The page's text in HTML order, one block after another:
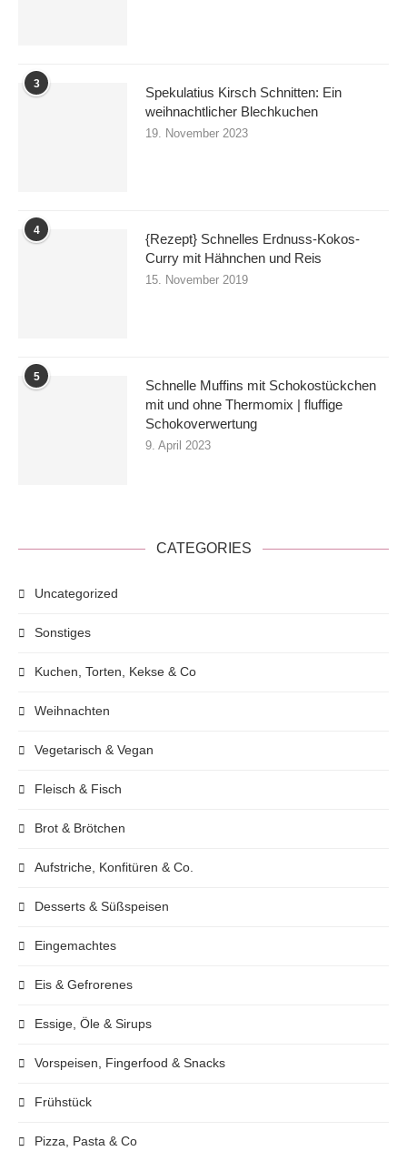
3
Spekulatius Kirsch Schnitten: Ein
weihnachtlicher Blechkuchen
19. November 2023
4
{Rezept} Schnelles Erdnuss-Kokos-
Curry mit Hähnchen und Reis
15. November 2019
5
Schnelle Muffins mit Schokostückchen
mit und ohne Thermomix | fluffige
Schokoverwertung
9. April 2023
CATEGORIES
Uncategorized
Sonstiges
Kuchen, Torten, Kekse & Co
Weihnachten
Vegetarisch & Vegan
Fleisch & Fisch
Brot & Brötchen
Aufstriche, Konfitüren & Co.
Desserts & Süßspeisen
Eingemachtes
Eis & Gefrorenes
Essige, Öle & Sirups
Vorspeisen, Fingerfood & Snacks
Frühstück
Pizza, Pasta & Co